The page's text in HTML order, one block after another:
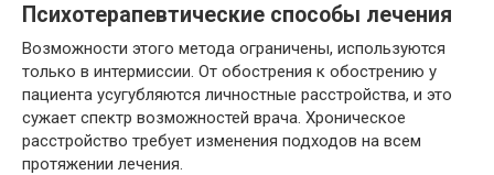
Психотерапевтические способы лечения
Возможности этого метода ограничены, используются
только в интермиссии. От обострения к обострению у
пациента усугубляются личностные расстройства, и это
сужает спектр возможностей врача. Хроническое
расстройство требует изменения подходов на всем
протяжении лечения.